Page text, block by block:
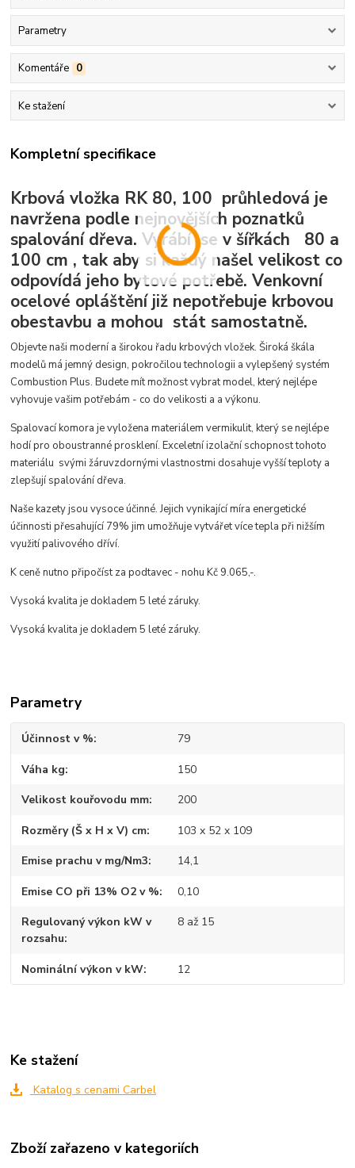
Parametry
Komentáře 0
Ke stažení
Kompletní specifikace
Krbová vložka RK 80, 100 průhledová je
navržena podle nejnovějších poznatků
spalování dřeva. Vyrábí se v šířkách 80 a
100 cm , tak aby si každý našel velikost co
odpovídá jeho bytové potřebě. Venkovní
ocelové opláštění již nepotřebuje krbovou
obestavbu a mohou stát samostatně.
Objevte naši moderní a širokou řadu krbových vložek. Široká škála
modelů má jemný design, pokročilou technologii a vylepšený systém
Combustion Plus. Budete mít možnost vybrat model, který nejlépe
vyhovuje vašim potřebám - co do velikosti a a výkonu.
Spalovací komora je vyložena materiálem vermikulit, který se nejlépe
hodí pro oboustranné prosklení. Exceletní izolační schopnost tohoto
materiálu svými žáruvzdornými vlastnostmi dosahuje vyšší teploty a
zlepšují spalování dřeva.
Naše kazety jsou vysoce účinné. Jejich vynikající míra energetické
účinnosti přesahující 79% jim umožňuje vytvářet více tepla při nižším
využití palivového dříví.
K ceně nutno připočíst za podtavec - nohu Kč 9.065,-.
Vysoká kvalita je dokladem 5 leté záruky.
Vysoká kvalita je dokladem 5 leté záruky.
Parametry
Účinnost v % 79
Váha kg 150
Velikost kouřovodu mm 200
Rozměry (Š x H x V) cm 103 x 52 x 109
Emise prachu v mg/Nm3 14,1
Emise CO při 13% O2 v % 0,10
Regulovaný výkon kW v
rozsahu
8 až 15
Nominální výkon v kW 12
Ke stažení
Katalog s cenami Carbel
Zboží zařazeno v kategoriích